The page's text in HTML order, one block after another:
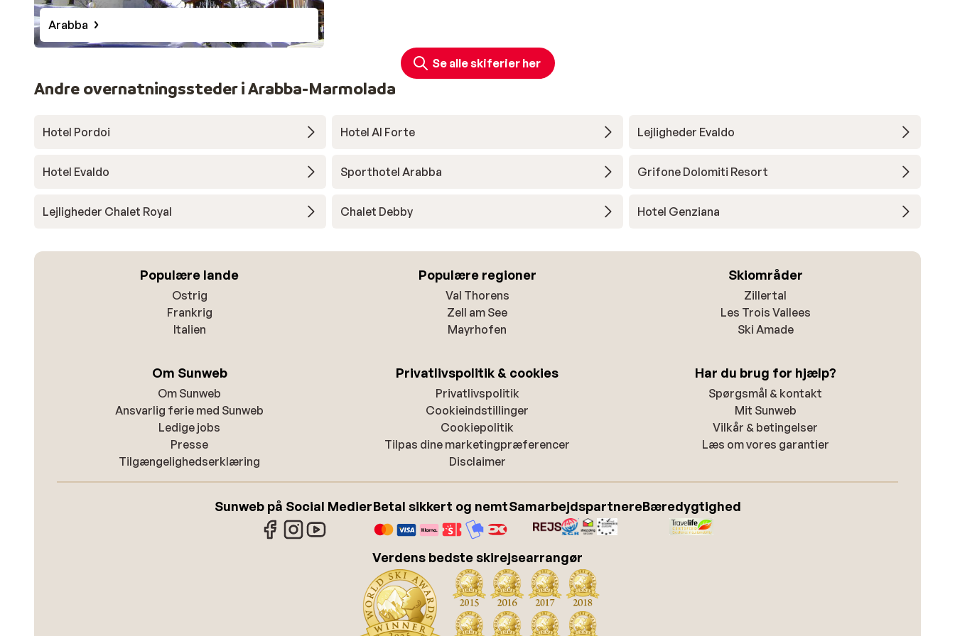
Arabba
Se alle skiferier her
Andre overnatningssteder i Arabba-Marmolada
Hotel Pordoi Hotel Al Forte Lejligheder Evaldo
Hotel Evaldo Sporthotel Arabba Grifone Dolomiti Resort
Lejligheder Chalet Royal Chalet Debby Hotel Genziana
Populære lande
Ostrig
Frankrig
Italien
Populære regioner
Val Thorens
Zell am See
Mayrhofen
Skiområder
Zillertal
Les Trois Vallees
Ski Amade
Om Sunweb
Om Sunweb
Ansvarlig ferie med Sunweb
Ledige jobs
Presse
Tilgængelighedserklæring
Privatlivspolitik & cookies
Privatlivspolitik
Cookieindstillinger
Cookiepolitik
Tilpas dine marketingpræferencer
Disclaimer
Har du brug for hjælp?
Spørgsmål & kontakt
Mit Sunweb
Vilkår & betingelser
Læs om vores garantier
Sunweb på Social MedierBetal sikkert og nemtSamarbejdspartnereBæredygtighed
Verdens bedste skirejsearrangør